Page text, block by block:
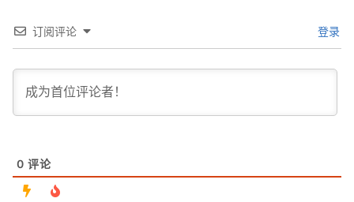
订阅评论 登录
0 评论